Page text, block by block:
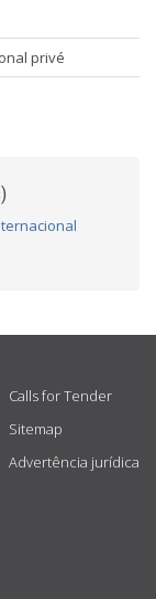
privé
Calls for Tender
Sitemap
Advertência jurídica